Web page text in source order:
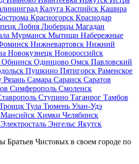
Калуга Каспийск Кашира
Красногорск Краснодар
Лобня Люберцы Магадан
Мурманск Мытищи Набережные
Нижневартовск Нижний
Новокузнецк Новороссийск
Обнинск Одинцово Омск Павловский
Пушкино Пятигорск Раменское
Рязань Самара Саранск Саратов
Симферополь Смоленск
Ступино Таганрог Тамбов
Тула Тюмень Улан-Удэ
Химки Челябинск
Электросталь Энгельс Якутск
Братьев Чистовых в своем городе по